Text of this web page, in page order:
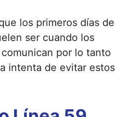
los primeros días de
ser cuando los
por lo tanto
intenta de evitar estos